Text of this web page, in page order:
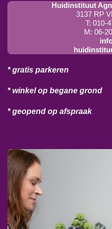
Huidinstituut
3137 RP
T: 010-
M: 06-
* gratis parkeren
* winkel op begane grond
* geopend op afspraak